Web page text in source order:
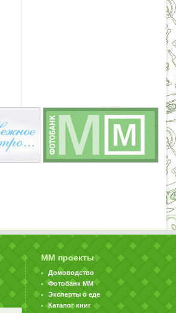
ММ проекты
Домоводство
Фотобанк ММ
Эксперты о еде
Каталог книг